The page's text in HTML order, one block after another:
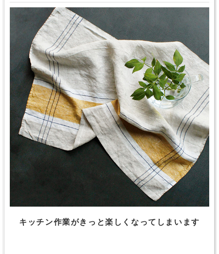
キッチン作業がきっと楽しくなってしまいます